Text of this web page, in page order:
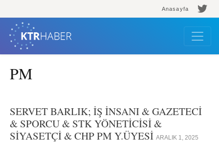
Anasayfa
PM
SERVET BARLIK; İŞ İNSANI & GAZETECİ
& SPORCU & STK YÖNETİCİSİ &
SİYASETÇİ & CHP PM Y.ÜYESİ ARALIK 1, 2025